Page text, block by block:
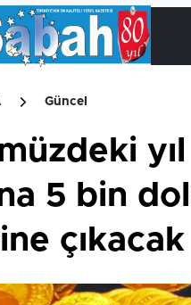
Güncel
5 bin
çıkacak